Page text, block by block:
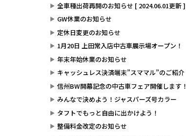
全車種出荷再開のお知らせ [ 2024.06.01更新 ]
GW休業のお知らせ
定休日変更のお知らせ
1月20日 上田常入店中古車展示場オープン！
年末年始休業のお知らせ
キャッシュレス決済端末”スママル”のご紹介
信州BW開幕記念の中古車フェア開催します！
みんなで決めよう！ジャスパーズ号カラー
タフトでもっと自由に出かけよう！
整備料金改定のお知らせ